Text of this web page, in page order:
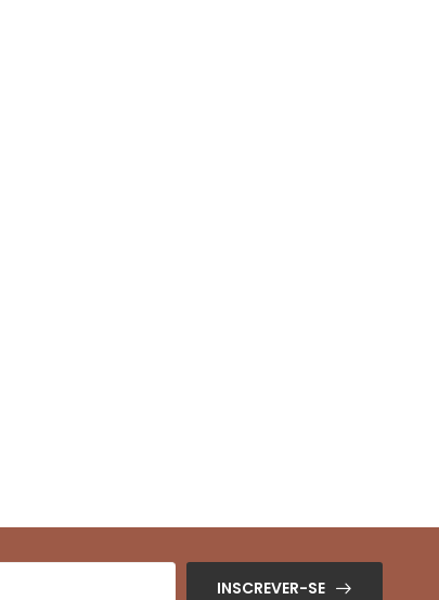
INSCREVER-SE